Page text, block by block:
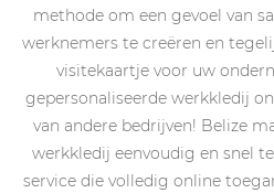
methode om een gevoel van
werknemers te creëren en
visitekaartje voor uw
gepersonaliseerde werkkledij
van andere bedrijven! Belize
werkkledij eenvoudig en snel
service die volledig online